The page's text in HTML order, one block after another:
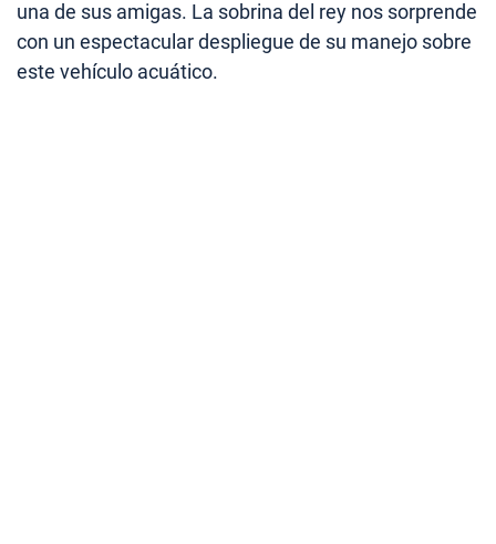
una de sus amigas. La sobrina del rey nos sorprende
con un espectacular despliegue de su manejo sobre
este vehículo acuático.